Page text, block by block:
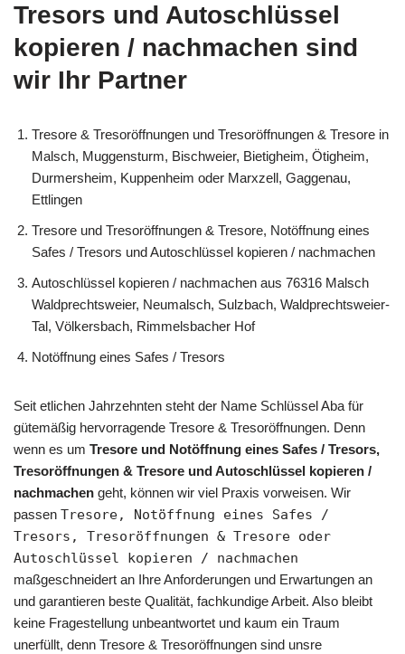
Tresors und Autoschlüssel
kopieren / nachmachen sind
wir Ihr Partner
Tresore & Tresoröffnungen und Tresoröffnungen & Tresore in
Malsch, Muggensturm, Bischweier, Bietigheim, Ötigheim,
Durmersheim, Kuppenheim oder Marxzell, Gaggenau,
Ettlingen
Tresore und Tresoröffnungen & Tresore, Notöffnung eines
Safes / Tresors und Autoschlüssel kopieren / nachmachen
Autoschlüssel kopieren / nachmachen aus 76316 Malsch
Waldprechtsweier, Neumalsch, Sulzbach, Waldprechtsweier-
Tal, Völkersbach, Rimmelsbacher Hof
Notöffnung eines Safes / Tresors
Seit etlichen Jahrzehnten steht der Name Schlüssel Aba für
gütemäßig hervorragende Tresore & Tresoröffnungen. Denn
wenn es um Tresore und Notöffnung eines Safes / Tresors,
Tresoröffnungen & Tresore und Autoschlüssel kopieren /
nachmachen geht, können wir viel Praxis vorweisen. Wir
passen Tresore, Notöffnung eines Safes /
Tresors, Tresoröffnungen & Tresore oder
Autoschlüssel kopieren / nachmachen
maßgeschneidert an Ihre Anforderungen und Erwartungen an
und garantieren beste Qualität, fachkundige Arbeit. Also bleibt
keine Fragestellung unbeantwortet und kaum ein Traum
unerfüllt, denn Tresore & Tresoröffnungen sind unsre